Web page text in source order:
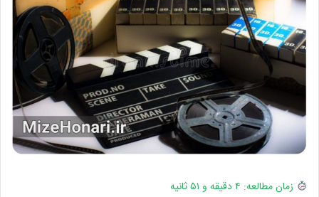
زمان مطالعه: ۴ دقیقه و ۵۱ ثانیه